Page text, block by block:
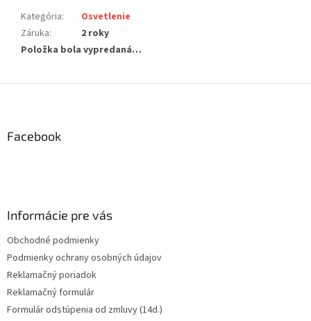
Kategória:
Osvetlenie
Záruka:
2 roky
Položka bola vypredaná…
Facebook
Informácie pre vás
Obchodné podmienky
Podmienky ochrany osobných údajov
Reklamačný poriadok
Reklamačný formulár
Formulár odstúpenia od zmluvy (14d.)